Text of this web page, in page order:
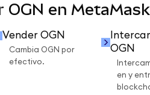
OGN en MetaMask
Vender OGN
Cambia OGN por
efectivo.
OGN
en y